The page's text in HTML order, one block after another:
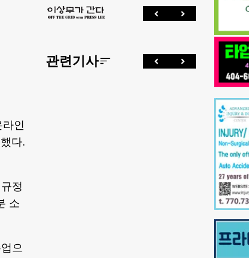
인
다.
정
소
으
관련기사